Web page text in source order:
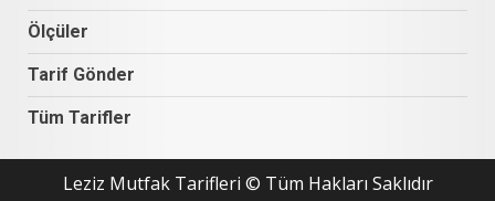
Ölçüler
Tarif Gönder
Tüm Tarifler
Leziz Mutfak Tarifleri © Tüm Hakları Saklıdır